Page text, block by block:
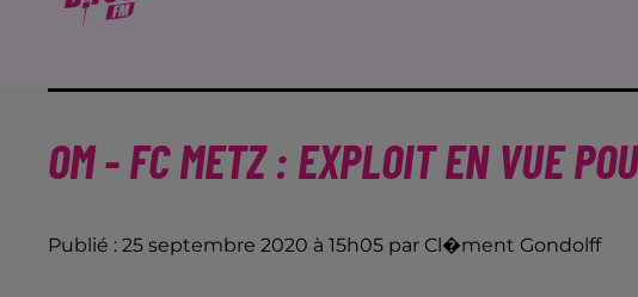
OM - FC METZ : EXPLOIT EN VUE
Publié : 25 septembre 2020 à 15h05 par Cl�ment Gondolff